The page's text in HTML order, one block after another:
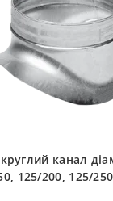
канал
125/200, 125/